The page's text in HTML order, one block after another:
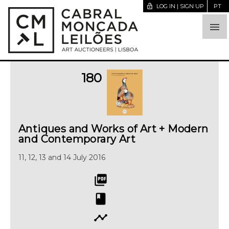

lock_open LOG IN | SIGN UP PT
180
Antiques and Works of Art + Modern
and Contemporary Art
11, 12, 13 and 14 July 2016
picture_as_pdf
book
timeline